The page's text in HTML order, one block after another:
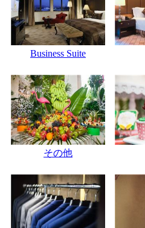
Business Suite
その他